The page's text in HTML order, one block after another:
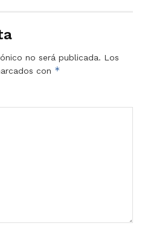
no será publicada. Los
con *